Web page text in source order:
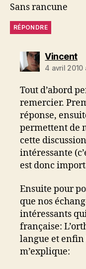
Sans rancune
RÉPONDRE
Vincentdit
4 avril 2010
Tout d’abord
remercier.
réponse,
permettent de
cette
intéressante
est donc
Ensuite pour
que nos
intéressants
française:
langue et enfin
m’explique: